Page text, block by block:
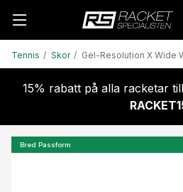
Tennis Skor Gel-Resolution X Wide
15% rabatt på alla racketar
Bred Passform